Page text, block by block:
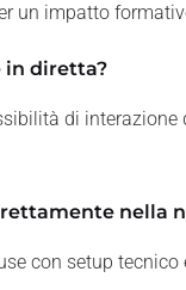
un impatto
in diretta?
di interazione
nella
con setup